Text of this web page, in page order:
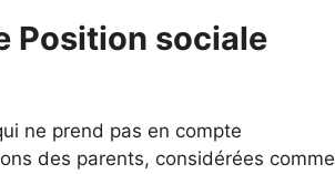
Position sociale
ne prend pas en compte
des parents, considérées comme